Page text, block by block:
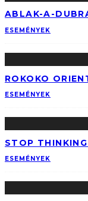
ABLAK-A-
ESEMÉNYEK
ROKOKO
ESEMÉNYEK
STOP
ESEMÉNYEK